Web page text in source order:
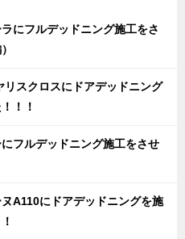
にフルデッドニング施工をさ
スクロスにドアデッドニング
！！
フルデッドニング施工をさせ
A110にドアデッドニングを施